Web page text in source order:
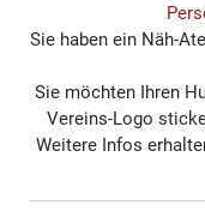
Sie haben ein Näh-
Sie möchten Ihren
Vereins-Logo
Weitere Infos